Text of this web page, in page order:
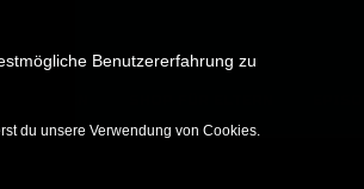
Benutzererfahrung zu
du unsere Verwendung von Cookies.